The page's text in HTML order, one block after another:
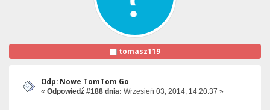
tomasz119
Odp: Nowe TomTom Go
« Odpowiedź #188 dnia: Wrzesień 03, 2014, 14:20:37 »